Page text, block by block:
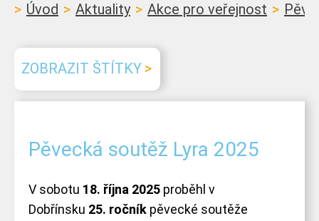
Úvod Aktuality Akce pro veřejnost
ZOBRAZIT ŠTÍTKY
Pěvecká soutěž Lyra 2025
V sobotu 18. října 2025 proběhl v
Dobřínsku 25. ročník pěvecké soutěže